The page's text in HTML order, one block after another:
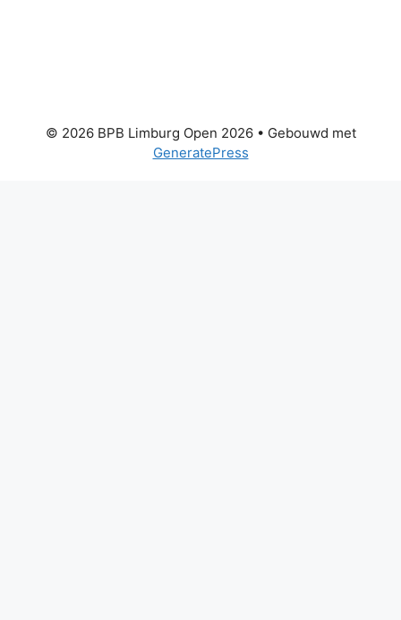
© 2026 BPB Limburg Open 2026• Gebouwd met
GeneratePress